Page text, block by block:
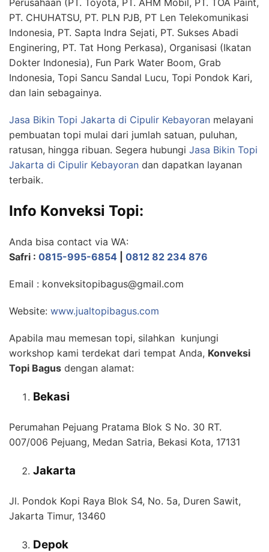
PT. CHUHATSU, PT. PLN PJB, PT Len Telekomunikasi
Indonesia, PT. Sapta Indra Sejati, PT. Sukses Abadi
Enginering, PT. Tat Hong Perkasa), Organisasi (Ikatan
Dokter Indonesia), Fun Park Water Boom, Grab
Indonesia, Topi Sancu Sandal Lucu, Topi Pondok Kari,
dan lain sebagainya.
Jasa Bikin Topi Jakarta di Cipulir Kebayoran melayani
pembuatan topi mulai dari jumlah satuan, puluhan,
ratusan, hingga ribuan. Segera hubungi Jasa Bikin Topi
Jakarta di Cipulir Kebayoran dan dapatkan layanan
terbaik.
Info Konveksi Topi:
Anda bisa contact via WA:
Safri : 0815-995-6854 0812 82 234 876
Email : konveksitopibagus@gmail.com
Website: www.jualtopibagus.com
Apabila mau memesan topi, silahkan kunjungi
workshop kami terdekat dari tempat Anda, Konveksi
Topi Bagus dengan alamat:
Bekasi
Perumahan Pejuang Pratama Blok S No. 30 RT.
007/006 Pejuang, Medan Satria, Bekasi Kota, 17131
Jakarta
Jl. Pondok Kopi Raya Blok S4, No. 5a, Duren Sawit,
Jakarta Timur, 13460
Depok